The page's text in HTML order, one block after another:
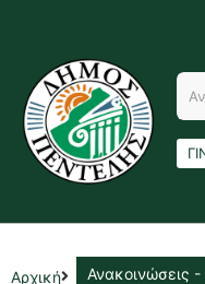
Αρχική Ανακοινώσεις -